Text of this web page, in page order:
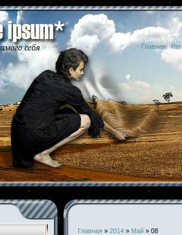
07.08.2026
Главная |
Главная » 2014 » Май » 08